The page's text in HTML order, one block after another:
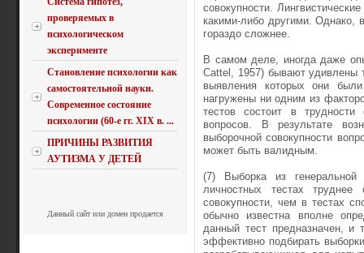
проверяемых в
психологическом
эксперименте
Становление психологии как
самостоятельной науки.
Современное состояние
психологии (60-е гг. XIX в. ...
ПРИЧИНЫ РАЗВИТИЯ
АУТИЗМА У ДЕТЕЙ
Данный сайт или домен продается
совокупности.
какими-либо другими. Однако,
гораздо сложнее.
В самом деле, иногда даже
Cattel, 1957) бывают удивлены
выявления которых они
нагружены ни одним из
тестов состоит в трудности
вопросов. В результате
выборочной совокупности
может быть валидным.
(7) Выборка из
личностных тестах труднее
совокупности, чем в тестах
обычно известна вполне
данный тест предназначен,
эффективно подбирать